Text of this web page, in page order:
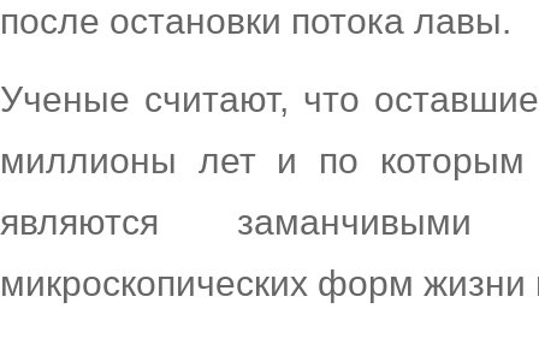
после остановки потока лавы.
Ученые считают, что
миллионы лет и по которым
являются
микроскопических форм жизни